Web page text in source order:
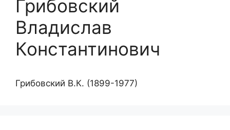
Грибовский
Владислав
Константинович
Грибовский В.К. (1899-1977)